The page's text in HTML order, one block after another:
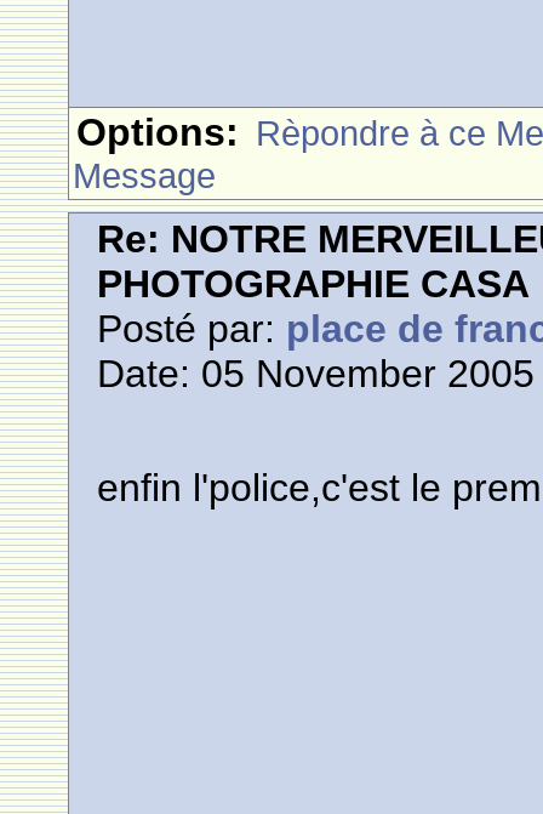
Options: Rèpondre à ce
Message
Re: NOTRE
PHOTOGRAPHIE CASA
Posté par: place de
Date: 05 November
enfin l'police,c'est le